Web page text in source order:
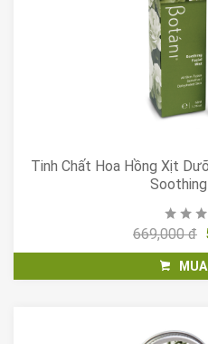
Tinh Chất Hoa Hồng Xịt
Soothing
669,000 đ